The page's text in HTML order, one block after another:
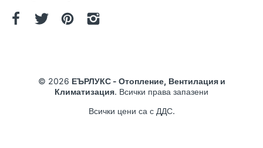
© 2026 ЕЪРЛУКС - Отопление, Вентилация и
Климатизация. Всички права запазени
Всички цени са с ДДС.